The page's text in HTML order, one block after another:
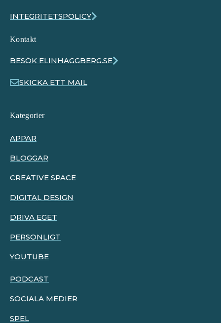
INTEGRITETSPOLICY
Kontakt
BESÖK ELINHAGGBERG.SE
SKICKA ETT MAIL
Kategorier
APPAR
BLOGGAR
CREATIVE SPACE
DIGITAL DESIGN
DRIVA EGET
PERSONLIGT
YOUTUBE
PODCAST
SOCIALA MEDIER
SPEL